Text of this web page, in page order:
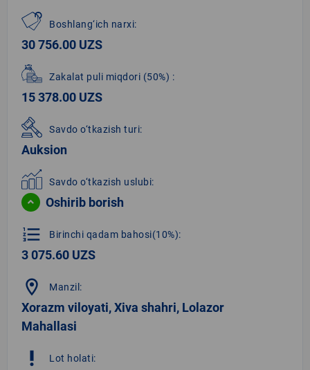
Boshlang‘ich narxi:
30 756.00 UZS
Zakalat puli miqdori (50%) :
15 378.00 UZS
Savdo o‘tkazish turi:
Auksion
Savdo o‘tkazish uslubi:
Oshirib borish
format_list_numbered Birinchi qadam bahosi(10%):
3 075.60 UZS
location_on Manzil:
Xorazm viloyati, Xiva shahri, Lolazor
Mahallasi
priority_high Lot holati: